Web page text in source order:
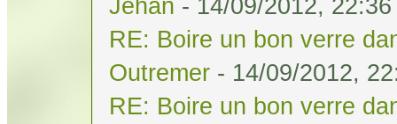
Jehan - 14/09/2012, 22:36
RE: Boire un bon verre
Outremer - 14/09/2012,
RE: Boire un bon verre